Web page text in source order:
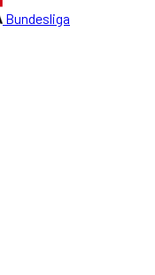
Bundesliga